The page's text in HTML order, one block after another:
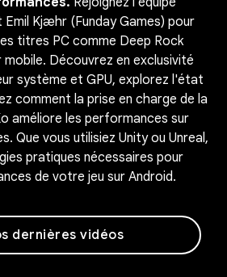
Kjæhr (Funday Games) pour
titres PC comme Deep Rock
Découvrez en exclusivité
système et GPU, explorez l'état
comment la prise en charge de la
améliore les performances sur
Que vous utilisiez Unity ou Unreal,
pratiques nécessaires pour
de votre jeu sur Android.
dernières vidéos